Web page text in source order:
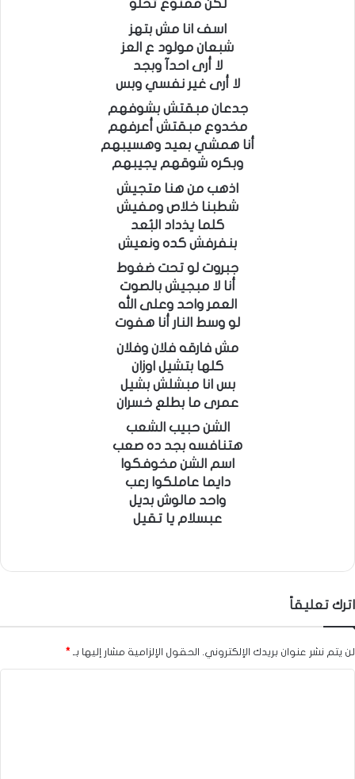
لكن ممنوع تحلو
اسف انا مش بتهز
شبعان مولود ع العز
لا أرى احدآ وبجد
لا أرى غير نفسي وبس
جدعان مبقتش بشوفهم
مخدوع مبقتش أعرفهم
أنا همشي بعيد وهسيبهم
وبكره شوقهم يجيبهم
اذهب من هنا متجيش
شطبنا خلاص ومفيش
كلما يذداد البُعد
بنفرفش كده ونعيش
جبروت لو تحت ضغوط
أنا لا مبجيش بالصوت
العمر واحد وعلى الله
لو وسط النار أنا هفوت
مش فارقه فلان وفلان
كلها بتشيل اوزان
بس انا مبشلش بشيل
عمرى ما بطلع خسران
الشن حبيب الشعب
هتنافسه بجد ده صعب
اسم الشن مخوفكوا
دايما عاملكوا رعب
واحد مالوش بديل
عبسلام يا تقيل
اترك تعليقاً
لن يتم نشر عنوان بريدك الإلكتروني. الحقول الإلزامية مشار إليها بـ *